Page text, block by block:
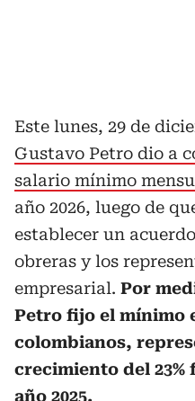
Este lunes, 29 de
Gustavo Petro dio a
salario mínimo
año 2026, luego de
establecer un
obreras y los
empresarial. Por
Petro fijo el mínimo
colombianos,
crecimiento del
año 2025.